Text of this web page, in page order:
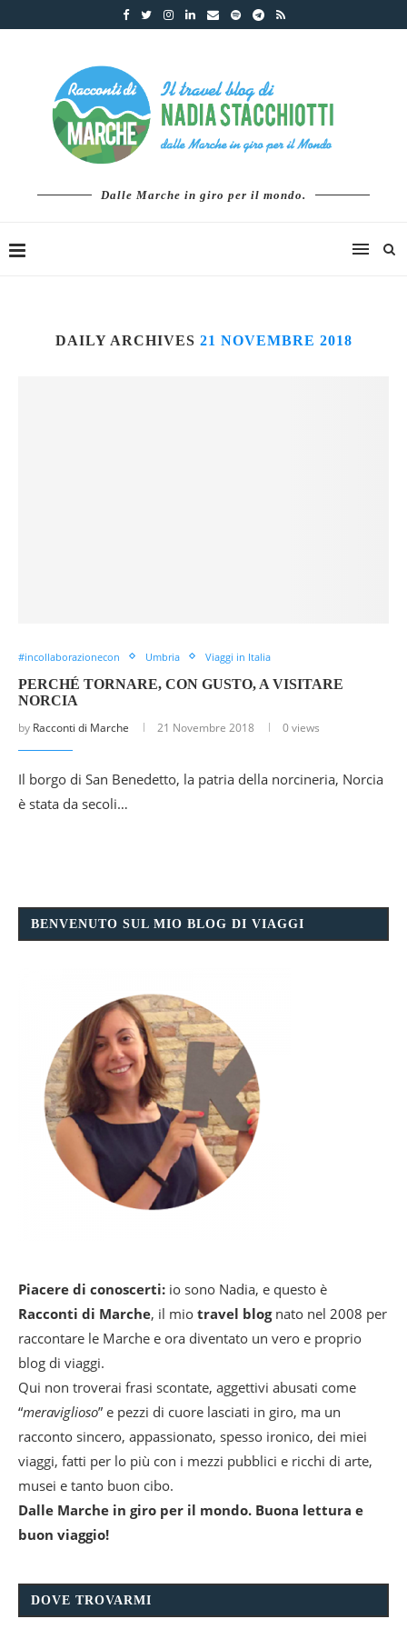
Dalle Marche in giro per il mondo.
DAILY ARCHIVES 21 NOVEMBRE 2018
#incollaborazionecon Umbria Viaggi in Italia
PERCHÉ TORNARE, CON GUSTO, A VISITARE
NORCIA
by Racconti di Marche 21 Novembre 2018 0 views
Il borgo di San Benedetto, la patria della norcineria, Norcia
è stata da secoli…
BENVENUTO SUL MIO BLOG DI VIAGGI
Piacere di conoscerti: io sono Nadia, e questo è
Racconti di Marche, il mio travel blognato nel 2008 per
raccontare le Marche e ora diventato un vero e proprio
blog di viaggi.
Qui non troverai frasi scontate, aggettivi abusati come
“meraviglioso” e pezzi di cuore lasciati in giro, ma un
racconto sincero, appassionato, spesso ironico, dei miei
viaggi, fatti per lo più con i mezzi pubblici e ricchi di arte,
musei e tanto buon cibo.
Dalle Marche in giro per il mondo. Buona lettura e
buon viaggio!
DOVE TROVARMI